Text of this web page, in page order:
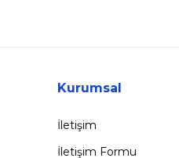
Kurumsal
İletişim
İletişim Formu